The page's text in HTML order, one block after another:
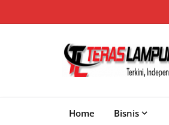
Home Bisnis